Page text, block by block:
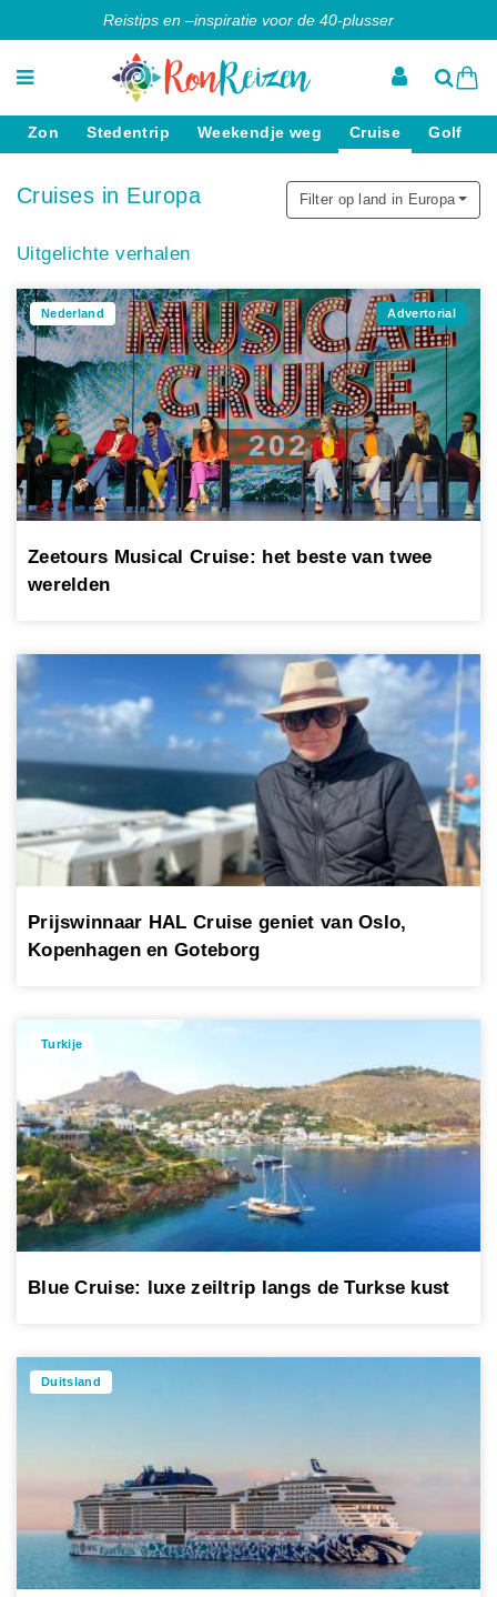
Reistips en –inspiratie voor de 40-plusser
Zon Stedentrip Weekendje weg Cruise Golf
Cruises in Europa Filter op land in Europa
Uitgelichte verhalen
Nederland Advertorial
Zeetours Musical Cruise: het beste van twee
werelden
Prijswinnaar HAL Cruise geniet van Oslo,
Kopenhagen en Goteborg
Turkije
Blue Cruise: luxe zeiltrip langs de Turkse kust
Duitsland